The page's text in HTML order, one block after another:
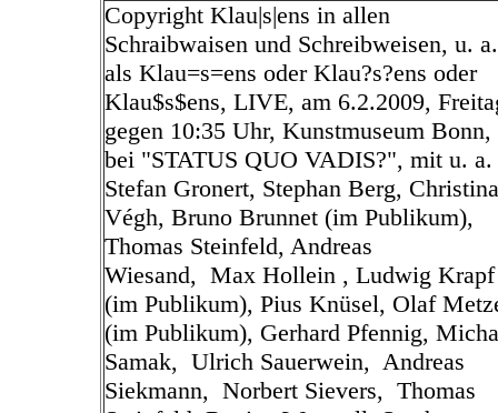
Copyright Klau|s|ens in allen
Schraibwaisen und Schreibweisen, u. a.
als Klau=s=ens oder Klau?s?ens oder
Klau$s$ens, LIVE, am 6.2.2009,
gegen 10:35 Uhr, Kunstmuseum Bonn,
bei "STATUS QUO VADIS?", mit u. a.
Stefan Gronert, Stephan Berg, Christina
Végh, Bruno Brunnet (im Publikum),
Thomas Steinfeld, Andreas
Wiesand, Max Hollein , Ludwig Krapf
(im Publikum), Pius Knüsel, Olaf
(im Publikum), Gerhard Pfennig,
Samak, Ulrich Sauerwein, Andreas
Siekmann, Norbert Sievers, Thomas